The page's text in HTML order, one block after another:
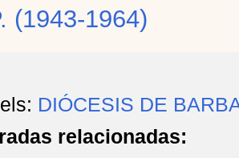
(1943-1964)
DIÓCESIS DE
relacionadas: